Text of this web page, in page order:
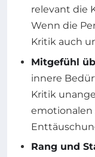
relevant die
Wenn die
Kritik auch
Mitgefühl
innere
Kritik
Rang und